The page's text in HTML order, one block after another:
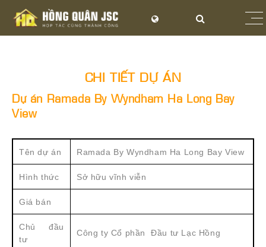
CHI TIẾT DỰ ÁN
Dự án Ramada By Wyndham Ha Long Bay
View
Tên dự án Ramada By Wyndham Ha Long Bay View
Hình thức Sở hữu vĩnh viễn
Giá bán
Chủ đầu
tư
Công ty Cổ phần Đầu tư Lạc Hồng